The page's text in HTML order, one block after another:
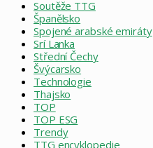
Soutěže TTG
Španělsko
Spojené arabské emiráty
Srí Lanka
Střední Čechy
Švýcarsko
Technologie
Thajsko
TOP
TOP ESG
Trendy
TTG encyklopedie